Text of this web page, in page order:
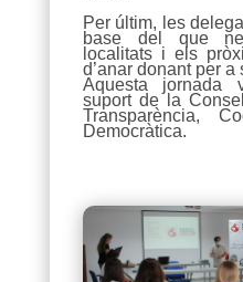
Per últim, les
base del que
localitats i els
d’anar donant per a
Aquesta jornada
suport de la
Transparència,
Democràtica.